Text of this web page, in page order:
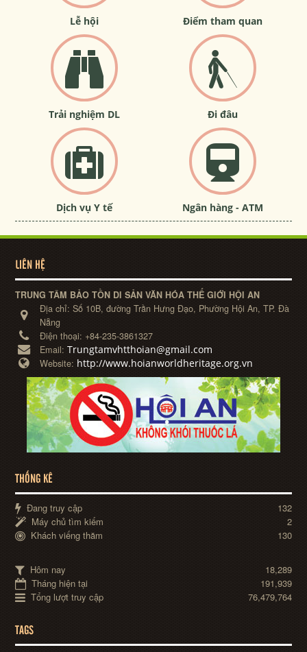
Lễ hội Điểm tham quan
Trải nghiệm DL Đi đâu
Dịch vụ Y tế Ngân hàng - ATM
LIÊN HỆ
TRUNG TÂM BẢO TỒN DI SẢN VĂN HÓA THẾ GIỚI HỘI AN
Địa chỉ:Số 10B, đường Trần Hưng Đạo, Phường Hội An, TP. Đà
Nẵng
Điện thoại: +84-235-3861327
Email:Trungtamvhtthoian@gmail.com
Website: http://www.hoianworldheritage.org.vn
THỐNG KÊ
Đang truy cập
132
Máy chủ tìm kiếm
2
Khách viếng thăm
130
Hôm nay
18,289
Tháng hiện tại
191,939
Tổng lượt truy cập
76,479,764
TAGS